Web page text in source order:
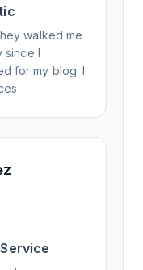
walked me
since I
for my blog. I